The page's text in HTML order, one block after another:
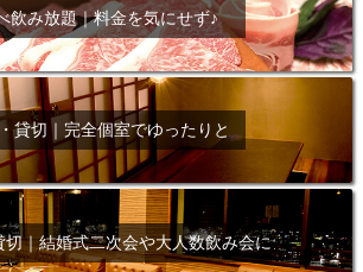
飲み放題｜料金を気にせず♪
貸切｜完全個室でゆったりと
切｜結婚式二次会や大人数飲み会に